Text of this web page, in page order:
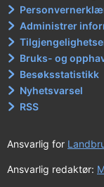
Administrer
Bruks- og
Besøksstatistikk
Nyhetsvarsel
RSS
Ansvarlig for
Ansvarlig redaktør: